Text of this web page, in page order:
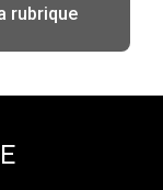
rubrique